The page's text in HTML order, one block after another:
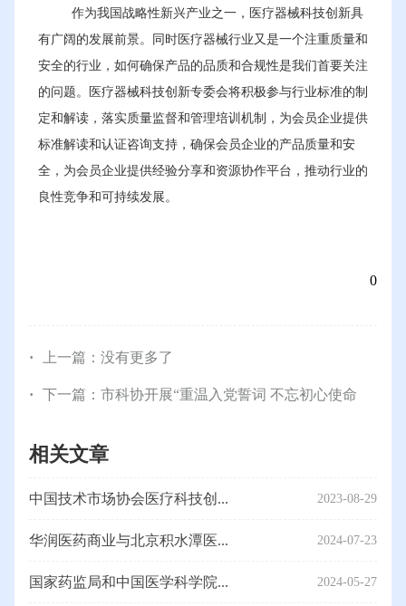
作为我国战略性新兴产业之一，医疗器械科技创新具
有广阔的发展前景。同时医疗器械行业又是一个注重质量和
安全的行业，如何确保产品的品质和合规性是我们首要关注
的问题。医疗器械科技创新专委会将积极参与行业标准的制
定和解读，落实质量监督和管理培训机制，为会员企业提供
标准解读和认证咨询支持，确保会员企业的产品质量和安
全，为会员企业提供经验分享和资源协作平台，推动行业的
良性竞争和可持续发展。
0
上一篇：没有更多了
下一篇： 市科协开展“重温入党誓词 不忘初心使命
相关文章
中国技术市场协会医疗科技创... 2023-08-29
华润医药商业与北京积水潭医... 2024-07-23
国家药监局和中国医学科学院... 2024-05-27